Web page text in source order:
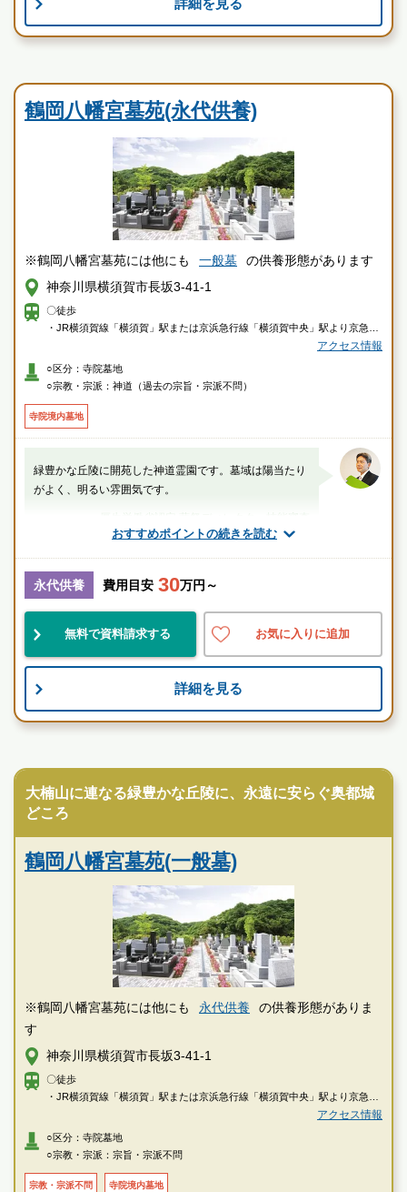
お墓のことなら何でもご相談ください
霊園墓地のプロフェッショナルが無料でご案内いたしま
す
詳細を見る
鶴岡八幡宮墓苑(永代供養)
※鶴岡八幡宮墓苑には他にも 一般墓
の供養形態があります
神奈川県横須賀市長坂3-41-1
〇徒歩
・JR横須賀線「横須賀」駅または京浜急行線「横須賀中央」駅より京急バ
ス「三崎口駅行き」「横須賀市民病院行き」乗車、「武山」下車徒歩約18
分
・横浜横須賀道路「衣笠インター」より約5分
アクセス情報
○区分：寺院墓地
○宗教・宗派：神道（過去の宗旨・宗派不問）
寺院境内墓地
おすすめポイントの続きを読む
緑豊かな丘陵に開苑した神道霊園です。墓域は陽当たり
がよく、明るい雰囲気です。
厚生労働省認定 葬祭ディレクター技能審査
1級葬祭ディレクター 田中（業界歴15年）
神奈川県 横須賀市 衣笠駅
伝統的
お墓のことなら何でもご相談ください
現地を見学して実際の雰囲気をお確かめください
霊園墓地のプロフェッショナルが無料でご案内いたしま
永代供養 費用目安 30万円～
無料で資料請求する お気に入りに追加
詳細を見る
大楠山に連なる緑豊かな丘陵に、永遠に安らぐ奥都城
どころ
鶴岡八幡宮墓苑(一般墓)
※鶴岡八幡宮墓苑には他にも 永代供養
の供養形態がありま
す
神奈川県横須賀市長坂3-41-1
〇徒歩
・JR横須賀線「横須賀」駅または京浜急行線「横須賀中央」駅より京急バ
ス「三崎口駅行き」「横須賀市民病院行き」乗車、「武山」下車徒歩約18
分
・横浜横須賀道路「衣笠インター」より約5分
アクセス情報
○区分：寺院墓地
○宗教・宗派：宗旨・宗派不問
宗教・宗派不問 寺院境内墓地